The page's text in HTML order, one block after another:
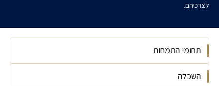
לצרכיהם.
תחומי התמחות
תכנון, בניה ומיסוי מוניציפאליהשכלה